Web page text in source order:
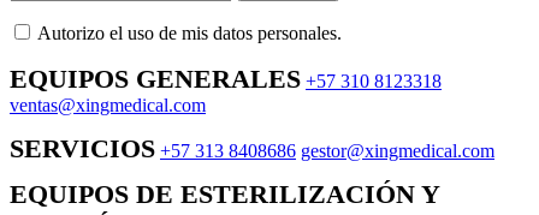
Autorizo ​​el uso de mis datos personales.
EQUIPOS GENERALES +57 310 8123318
ventas@xingmedical.com
SERVICIOS +57 313 8408686 gestor@xingmedical.com
EQUIPOS DE ESTERILIZACIÓN Y